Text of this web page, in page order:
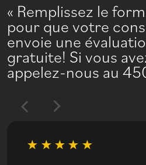
Remplissez le
pour que votre
envoie une
gratuite! Si vous
appelez-nous au